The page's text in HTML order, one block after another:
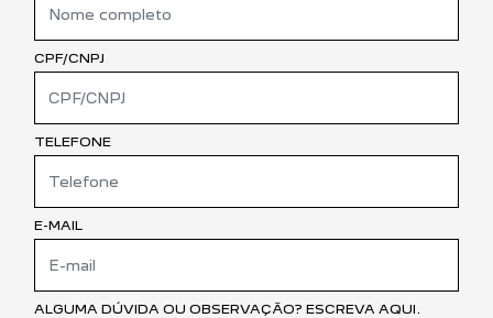
CPF/CNPJ
TELEFONE
E-MAIL
ALGUMA DÚVIDA OU OBSERVAÇÃO? ESCREVA AQUI.